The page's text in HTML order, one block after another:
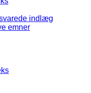
indlæg
emner